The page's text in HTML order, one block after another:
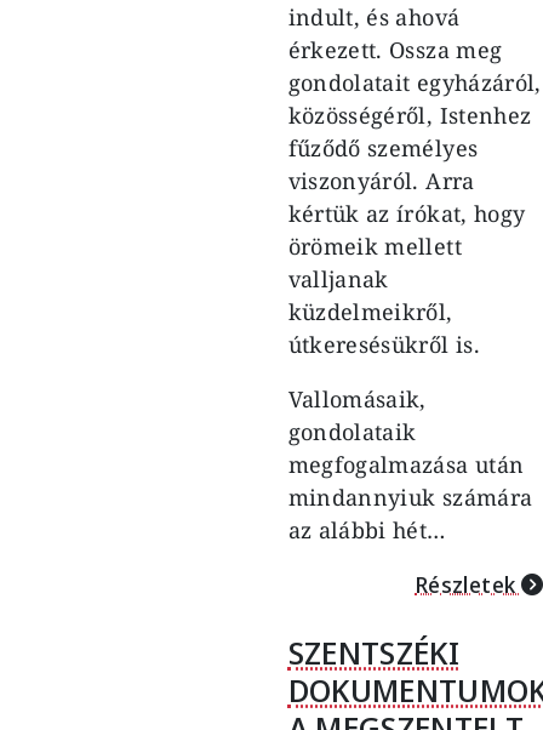
indult, és ahová
érkezett. Ossza meg
gondolatait egyházáról,
közösségéről, Istenhez
fűződő személyes
viszonyáról. Arra
kértük az írókat, hogy
örömeik mellett
valljanak
küzdelmeikről,
útkeresésükről is.
Vallomásaik,
gondolataik
megfogalmazása után
mindannyiuk számára
az alábbi hét…
Részletek
SZENTSZÉKI